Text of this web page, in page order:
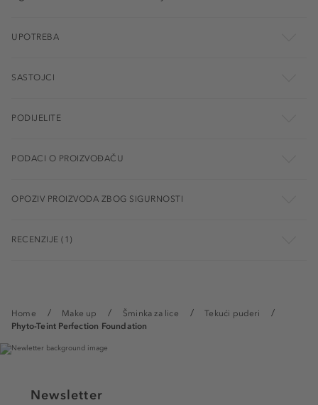
Home Make up Šminka za lice
Tekući puderi
Phyto-Teint Perfection Foundation
UPOTREBA
SASTOJCI
PODIJELITE
PODACI O PROIZVOĐAČU
OPOZIV PROIZVODA ZBOG SIGURNOSTI
RECENZIJE (1)
Newsletter